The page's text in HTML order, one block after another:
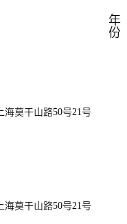
年份
海莫干山路50号21号
海莫干山路50号21号